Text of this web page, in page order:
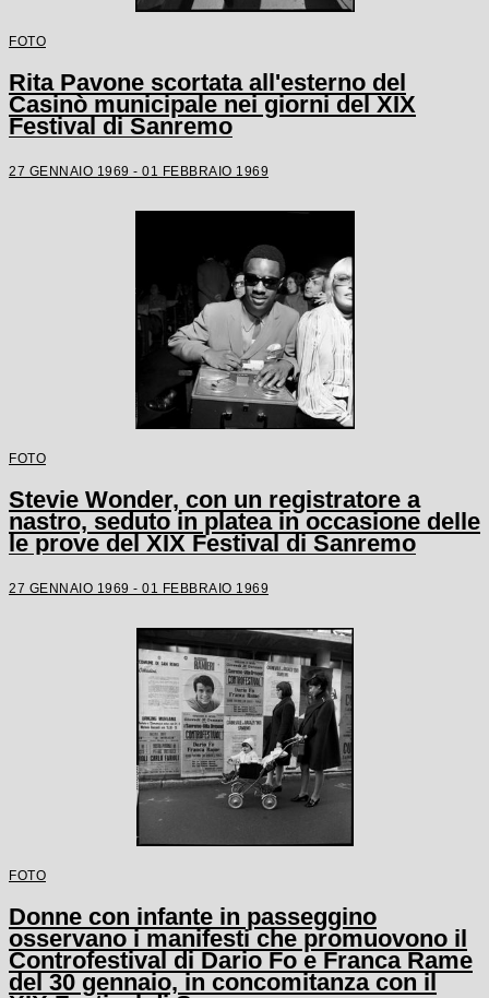
FOTO
Rita Pavone scortata all'esterno del
Casinò municipale nei giorni del XIX
Festival di Sanremo
27 GENNAIO 1969 - 01 FEBBRAIO 1969
FOTO
Stevie Wonder, con un registratore a
nastro, seduto in platea in occasione delle
le prove del XIX Festival di Sanremo
27 GENNAIO 1969 - 01 FEBBRAIO 1969
FOTO
Donne con infante in passeggino
osservano i manifesti che promuovono il
Controfestival di Dario Fo e Franca Rame
del 30 gennaio, in concomitanza con il